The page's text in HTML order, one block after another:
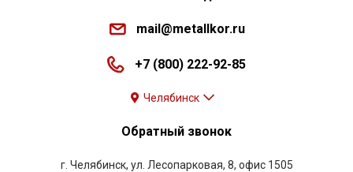
mail@metallkor.ru
+7 (800) 222-92-85
Челябинск
Обратный звонок
г. Челябинск, ул. Лесопарковая, 8, офис 1505